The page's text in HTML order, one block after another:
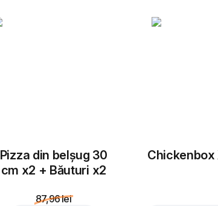
Pizza din belșug 30
cm x2 + Băuturi x2
87,96 lei
Chickenbox